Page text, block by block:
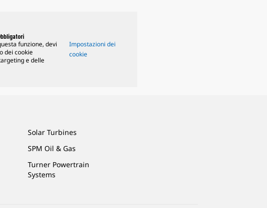
funzione, devi
dei cookie
e delle
Impostazioni dei
cookie
Solar Turbines
SPM Oil & Gas
Turner Powertrain
Systems